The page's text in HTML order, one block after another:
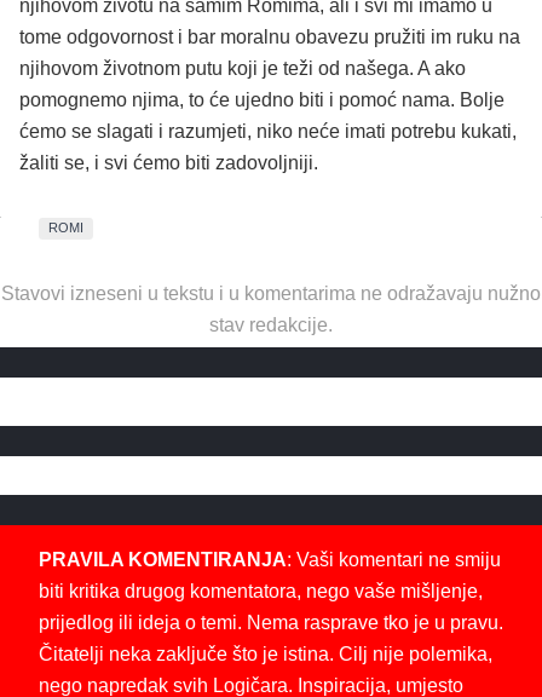
njihovom životu na samim Romima, ali i svi mi imamo u
tome odgovornost i bar moralnu obavezu pružiti im ruku na
njihovom životnom putu koji je teži od našega. A ako
pomognemo njima, to će ujedno biti i pomoć nama. Bolje
ćemo se slagati i razumjeti, niko neće imati potrebu kukati,
žaliti se, i svi ćemo biti zadovoljniji.
ROMI
Stavovi izneseni u tekstu i u komentarima ne odražavaju nužno
stav redakcije.
PRAVILA KOMENTIRANJA: Vaši komentari ne smiju
biti kritika drugog komentatora, nego vaše mišljenje,
prijedlog ili ideja o temi. Nema rasprave tko je u pravu.
Čitatelji neka zaključe što je istina. Cilj nije polemika,
nego napredak svih Logičara. Inspiracija, umjesto